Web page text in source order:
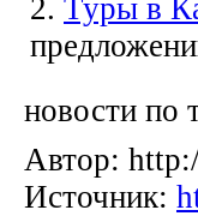
2. Туры в
новости по
Автор:
Источник: